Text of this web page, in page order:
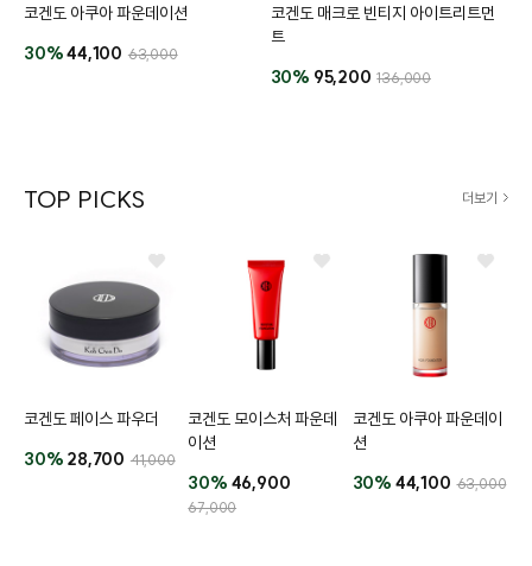
코겐도 아쿠아 파운데이션
30%44,100 63,000
코겐도 매크로 빈티지 아이트리트먼
트
30% 95,200 136,000
TOP PICKS 더보기
코겐도 페이스 파우더
30% 28,700 41,000
코겐도 모이스처 파운데
이션
30% 46,900
67,000
코겐도 아쿠아 파운데이
션
30% 44,100 63,000